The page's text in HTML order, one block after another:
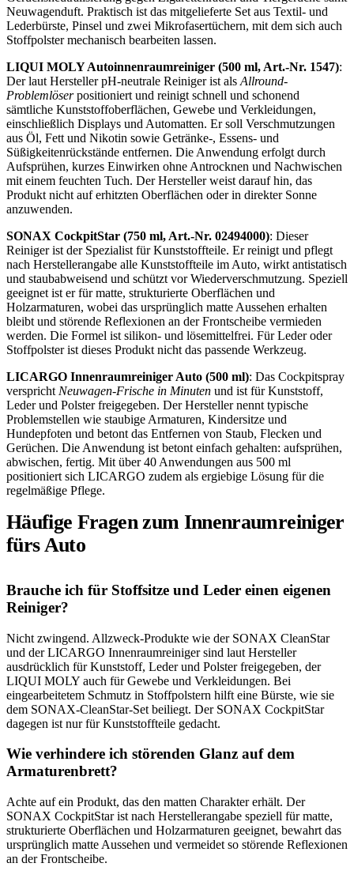
Neuwagenduft. Praktisch ist das mitgelieferte Set aus Textil- und
Lederbürste, Pinsel und zwei Mikrofasertüchern, mit dem sich auch
Stoffpolster mechanisch bearbeiten lassen.
LIQUI MOLY Autoinnenraumreiniger (500 ml, Art.-Nr. 1547):
Der laut Hersteller pH-neutrale Reiniger ist als Allround-
Problemlöserpositioniert und reinigt schnell und schonend
sämtliche Kunststoffoberflächen, Gewebe und Verkleidungen,
einschließlich Displays und Automatten. Er soll Verschmutzungen
aus Öl, Fett und Nikotin sowie Getränke-, Essens- und
Süßigkeitenrückstände entfernen. Die Anwendung erfolgt durch
Aufsprühen, kurzes Einwirken ohne Antrocknen und Nachwischen
mit einem feuchten Tuch. Der Hersteller weist darauf hin, das
Produkt nicht auf erhitzten Oberflächen oder in direkter Sonne
anzuwenden.
SONAX CockpitStar (750 ml, Art.-Nr. 02494000): Dieser
Reiniger ist der Spezialist für Kunststoffteile. Er reinigt und pflegt
nach Herstellerangabe alle Kunststoffteile im Auto, wirkt antistatisch
und staubabweisend und schützt vor Wiederverschmutzung. Speziell
geeignet ist er für matte, strukturierte Oberflächen und
Holzarmaturen, wobei das ursprünglich matte Aussehen erhalten
bleibt und störende Reflexionen an der Frontscheibe vermieden
werden. Die Formel ist silikon- und lösemittelfrei. Für Leder oder
Stoffpolster ist dieses Produkt nicht das passende Werkzeug.
LICARGO Innenraumreiniger Auto (500 ml): Das Cockpitspray
verspricht Neuwagen-Frische in Minuten und ist für Kunststoff,
Leder und Polster freigegeben. Der Hersteller nennt typische
Problemstellen wie staubige Armaturen, Kindersitze und
Hundepfoten und betont das Entfernen von Staub, Flecken und
Gerüchen. Die Anwendung ist betont einfach gehalten: aufsprühen,
abwischen, fertig. Mit über 40 Anwendungen aus 500 ml
positioniert sich LICARGO zudem als ergiebige Lösung für die
regelmäßige Pflege.
Häufige Fragen zum Innenraumreiniger
fürs Auto
Brauche ich für Stoffsitze und Leder einen eigenen
Reiniger?
Nicht zwingend. Allzweck-Produkte wie der SONAX CleanStar
und der LICARGO Innenraumreiniger sind laut Hersteller
ausdrücklich für Kunststoff, Leder und Polster freigegeben, der
LIQUI MOLY auch für Gewebe und Verkleidungen. Bei
eingearbeitetem Schmutz in Stoffpolstern hilft eine Bürste, wie sie
dem SONAX-CleanStar-Set beiliegt. Der SONAX CockpitStar
dagegen ist nur für Kunststoffteile gedacht.
Wie verhindere ich störenden Glanz auf dem
Armaturenbrett?
Achte auf ein Produkt, das den matten Charakter erhält. Der
SONAX CockpitStar ist nach Herstellerangabe speziell für matte,
strukturierte Oberflächen und Holzarmaturen geeignet, bewahrt das
ursprünglich matte Aussehen und vermeidet so störende Reflexionen
an der Frontscheibe.